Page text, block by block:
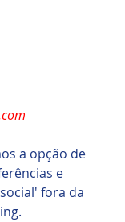
a opção de
e
fora da